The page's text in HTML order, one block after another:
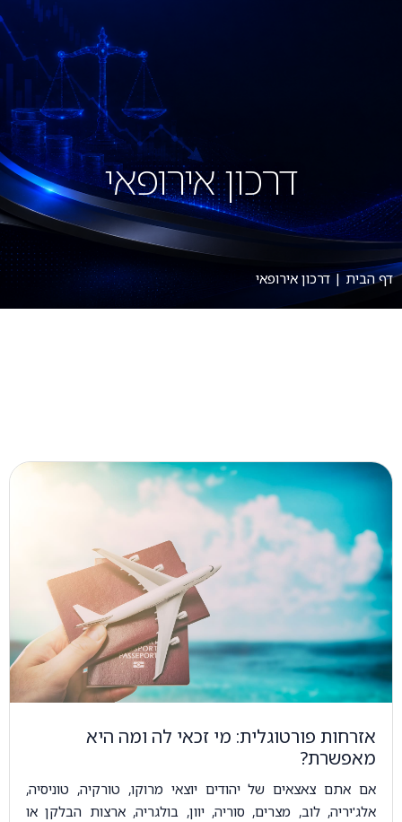
דרכון אירופאי
דף הבית |דרכון אירופאי
אזרחות פורטוגלית: מי זכאי לה ומה היא
מאפשרת?
אם אתם צאצאים של יהודים יוצאי מרוקו, טורקיה, טוניסיה,
אלג'יריה, לוב, מצרים, סוריה, יוון, בולגריה, ארצות הבלקן או